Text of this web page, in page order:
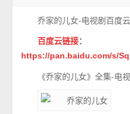
乔家的儿女-电视剧百度
百度云链接：
https://pan.baidu.com/s/
《乔家的儿女》全集-电